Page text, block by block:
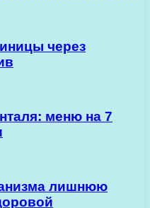
через
меню на 7
лишнюю